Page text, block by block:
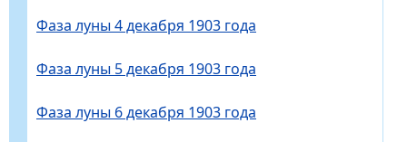
Фаза луны 4 декабря 1903 года
Фаза луны 5 декабря 1903 года
Фаза луны 6 декабря 1903 года